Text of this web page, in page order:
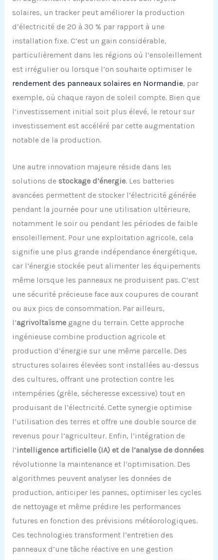
solaires, un tracker peut améliorer la production
d’électricité de 20 à 30 % par rapport à une
installation fixe. C’est un gain considérable,
particulièrement dans les régions où l’ensoleillement
est irrégulier ou lorsque l’on souhaite optimiser le
rendement des panneaux solaires en Normandie, par
exemple, où chaque rayon de soleil compte. Bien que
l’investissement initial soit plus élevé, le retour sur
investissement est accéléré par cette augmentation
notable de la production.
Une autre innovation majeure réside dans les
solutions de stockage d’énergie. Les batteries
avancées permettent de stocker l’électricité générée
pendant la journée pour une utilisation ultérieure,
notamment le soir ou pendant les périodes de faible
ensoleillement. Pour une exploitation agricole, cela
signifie une plus grande indépendance énergétique,
car l’énergie stockée peut alimenter les équipements
même lorsque les panneaux ne produisent pas. C’est
une sécurité précieuse face aux coupures de courant
ou aux pics de consommation. Par ailleurs,
l’agrivoltaïsmegagne du terrain. Cette approche
ingénieuse combine production agricole et
production d’énergie sur une même parcelle. Des
structures solaires élevées sont installées au-dessus
des cultures, offrant une protection contre les
intempéries (grêle, sécheresse excessive) tout en
produisant de l’électricité. Cette synergie optimise
l’utilisation des terres et offre une double source de
revenus pour l’agriculteur. Enfin, l’intégration de
l’intelligence artificielle (IA) et de l’analyse de données
révolutionne la maintenance et l’optimisation. Des
algorithmes peuvent analyser les données de
production, anticiper les pannes, optimiser les cycles
de nettoyage et même prédire les performances
futures en fonction des prévisions météorologiques.
Ces technologies transforment l’entretien des
panneaux d’une tâche réactive en une gestion